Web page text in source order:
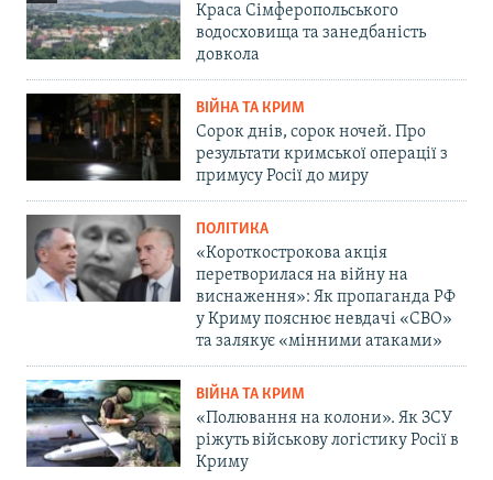
Краса Сімферопольського
водосховища та занедбаність
довкола
ВІЙНА ТА КРИМ
Сорок днів, сорок ночей. Про
результати кримської операції з
примусу Росії до миру
ПОЛІТИКА
«Короткострокова акція
перетворилася на війну на
виснаження»: Як пропаганда РФ
у Криму пояснює невдачі «СВО»
та залякує «мінними атаками»
ВІЙНА ТА КРИМ
«Полювання на колони». Як ЗСУ
ріжуть військову логістику Росії в
Криму